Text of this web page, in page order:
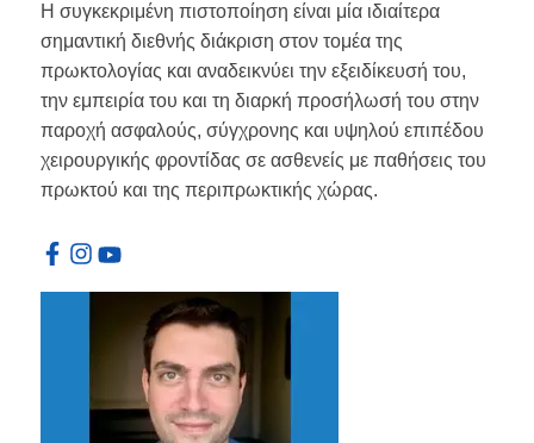
Η συγκεκριμένη πιστοποίηση είναι μία ιδιαίτερα
σημαντική διεθνής διάκριση στον τομέα της
πρωκτολογίας και αναδεικνύει την εξειδίκευσή του,
την εμπειρία του και τη διαρκή προσήλωσή του στην
παροχή ασφαλούς, σύγχρονης και υψηλού επιπέδου
χειρουργικής φροντίδας σε ασθενείς με παθήσεις του
πρωκτού και της περιπρωκτικής χώρας.